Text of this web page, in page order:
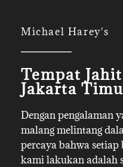
Michael Harey's
Tempat
Jakarta
Dengan pengalaman
malang melintang
percaya bahwa
kami lakukan adalah